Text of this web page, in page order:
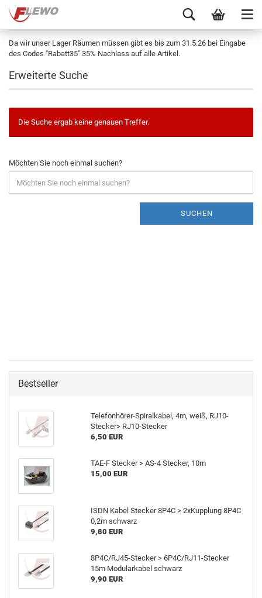
Da wir unser Lager Räumen müssen gibt es bis zum 31.5.26 bei Eingabe
des Codes "Rabatt35" 35% Nachlass auf alle Artikel.
Erweiterte Suche
Die Suche ergab keine genauen Treffer.
Möchten Sie noch einmal suchen?
SUCHEN
Bestseller
Telefonhörer-Spiralkabel, 4m, weiß, RJ10-
Stecker> RJ10-Stecker
6,50 EUR
TAE-F Stecker > AS-4 Stecker, 10m
15,00 EUR
ISDN Kabel Stecker 8P4C > 2xKupplung 8P4C
0,2m schwarz
9,80 EUR
8P4C/RJ45-Stecker > 6P4C/RJ11-Stecker
15m Modularkabel schwarz
9,90 EUR